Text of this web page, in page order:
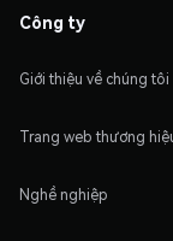
Công ty
Giới thiệu về chúng tôi
Trang web thương
Nghề nghiệp